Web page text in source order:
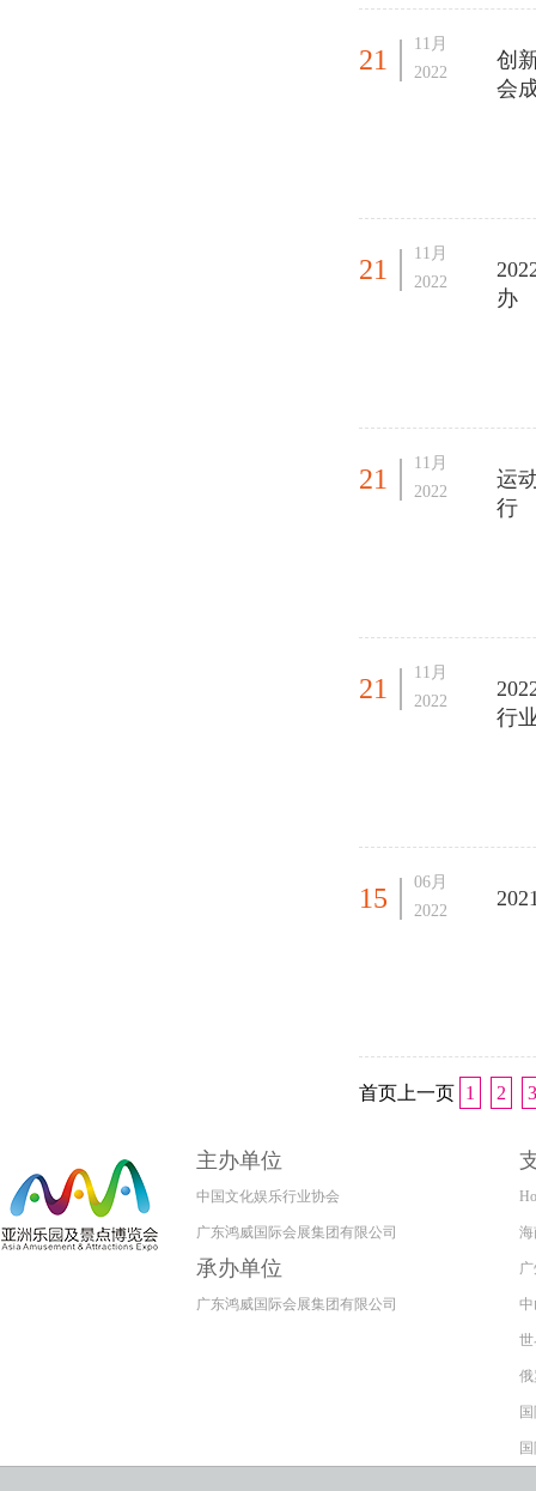
21
11月
2022
创
会
21
11月
2022
办
21
11月
2022
运
行
21
11月
2022
行
15
06月
2022
首页 上一页 1 2 3
主办单位
中国文化娱乐行业协会
广东鸿威国际会展集团有限公司
承办单位
广东鸿威国际会展集团有限公司